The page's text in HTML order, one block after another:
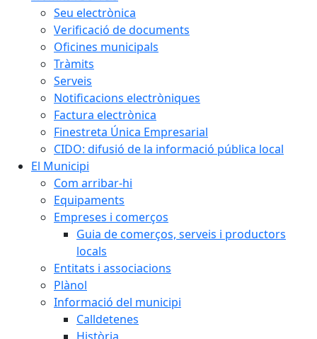
Seu electrònica
Verificació de documents
Oficines municipals
Tràmits
Serveis
Notificacions electròniques
Factura electrònica
Finestreta Única Empresarial
CIDO: difusió de la informació pública local
El Municipi
Com arribar-hi
Equipaments
Empreses i comerços
Guia de comerços, serveis i productors
locals
Entitats i associacions
Plànol
Informació del municipi
Calldetenes